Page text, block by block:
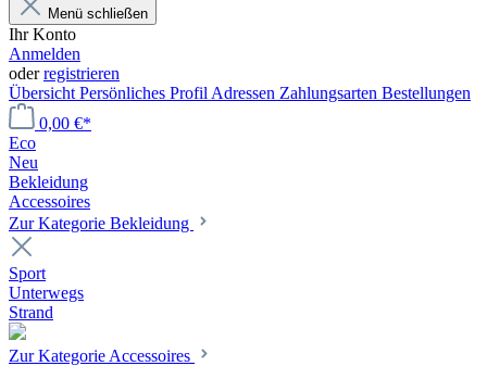
Menü schließen
Ihr Konto
Anmelden
oderregistrieren
Übersicht Persönliches Profil Adressen Zahlungsarten Bestellungen
0,00 €*
Eco
Neu
Bekleidung
Accessoires
Zur Kategorie Bekleidung
Sport
Unterwegs
Strand
Zur Kategorie Accessoires